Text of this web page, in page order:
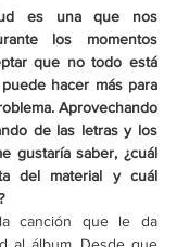
es una que nos
los momentos
que no todo está
hacer más para
Aprovechando
de las letras y los
gustaría saber, ¿cuál
del material y cuál
canción que le da